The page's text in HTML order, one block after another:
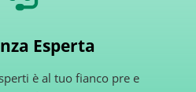
Esperta
è al tuo fianco pre e